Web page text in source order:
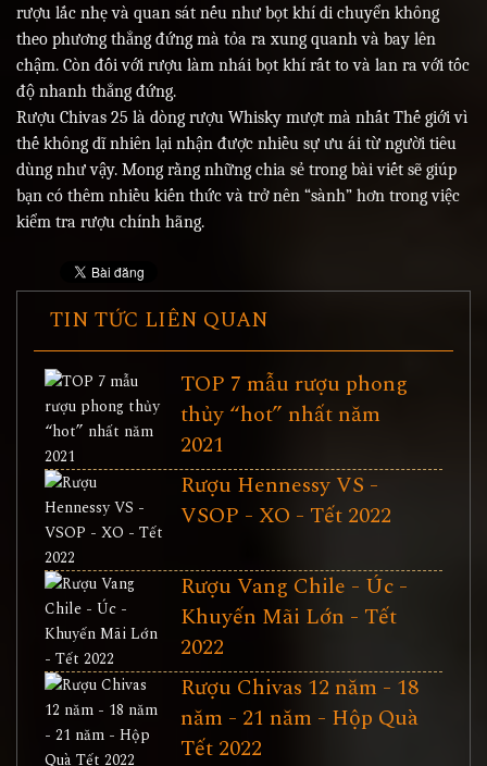
rượu lắc nhẹ và quan sát nếu như bọt khí di chuyển không
theo phương thẳng đứng mà tỏa ra xung quanh và bay lên
chậm. Còn đối với rượu làm nhái bọt khí rất to và lan ra với tốc
độ nhanh thẳng đứng.
Rượu Chivas 25 là dòng rượu Whisky mượt mà nhất Thế giới vì
thế không dĩ nhiên lại nhận được nhiều sự ưu ái từ người tiêu
dùng như vậy. Mong rằng những chia sẻ trong bài viết sẽ giúp
bạn có thêm nhiều kiến thức và trở nên “sành” hơn trong việc
kiểm tra rượu chính hãng.
TIN TỨC LIÊN QUAN
TOP 7 mẫu rượu phong
thủy “hot” nhất năm
2021
Rượu Hennessy VS -
VSOP - XO - Tết 2022
Rượu Vang Chile - Úc -
Khuyến Mãi Lớn - Tết
2022
Rượu Chivas 12 năm - 18
năm - 21 năm - Hộp Quà
Tết 2022